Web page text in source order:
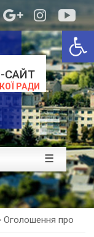
САЙТ
РАДИ
☰
Оголошення про